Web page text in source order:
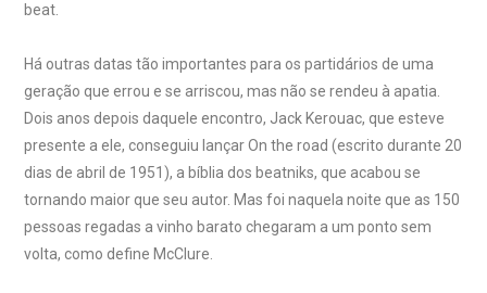
beat.
Há outras datas tão importantes para os partidários de uma
geração que errou e se arriscou, mas não se rendeu à apatia.
Dois anos depois daquele encontro, Jack Kerouac, que esteve
presente a ele, conseguiu lançar On the road (escrito durante 20
dias de abril de 1951), a bíblia dos beatniks, que acabou se
tornando maior que seu autor. Mas foi naquela noite que as 150
pessoas regadas a vinho barato chegaram a um ponto sem
volta, como define McClure.